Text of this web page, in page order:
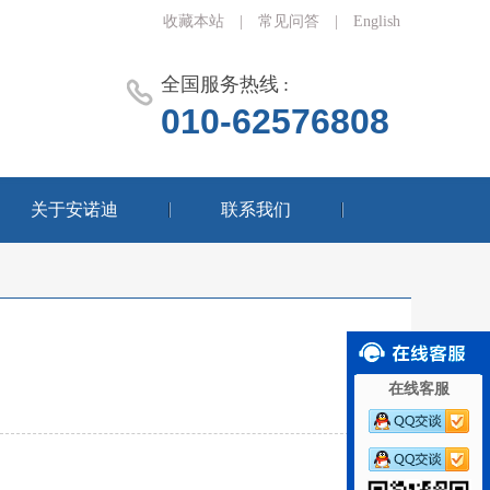
收藏本站 常见问答 English
全国服务热线 :
010-62576808
关于安诺迪 联系我们
在线客服